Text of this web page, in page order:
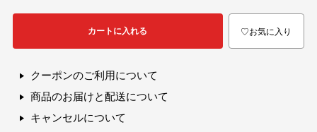
カートに入れる ♡お気に入り
クーポンのご利用について
商品のお届けと配送について
キャンセルについて